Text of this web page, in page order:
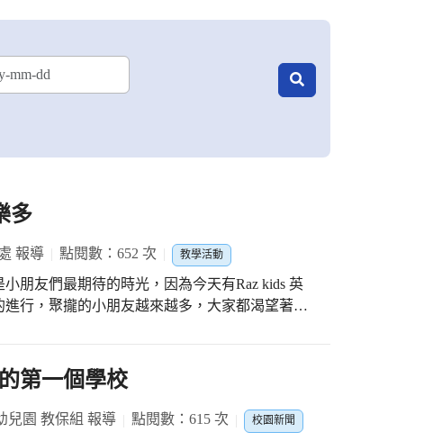
多
報導 點閱數：652 次 教學活動
朋友們最期待的時光，因為今天有Raz kids 英
行，聚攏的小朋友越來越多，大家都渴望著自
行活化教學、將素養融入課程中，讓孩子對課
費讓英語教學活動推行順利、成功。
第一個學校
兒園 教保組 報導 點閱數：615 次 校園新聞